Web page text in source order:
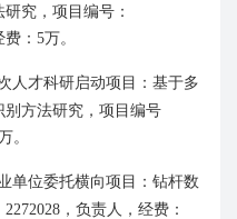
究，项目编号：
： 5万。
人才科研启动项目：基于多
方法研究，项目编号
。
单位委托横向项目 ：钻杆数
2272028 ， 负责人，经费：